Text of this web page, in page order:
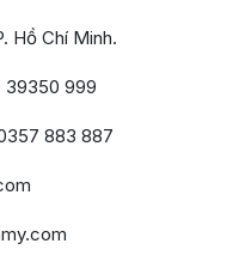
Hồ Chí Minh.
39350 999
883 887